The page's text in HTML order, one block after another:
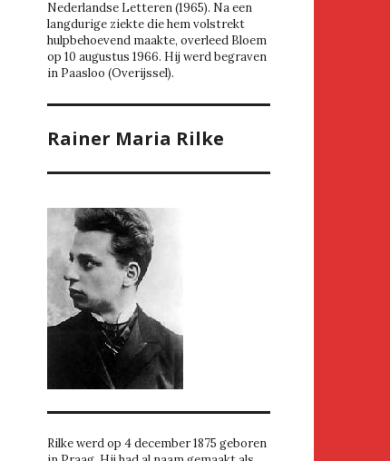
Nederlandse Letteren (1965). Na een
langdurige ziekte die hem volstrekt
hulpbehoevend maakte, overleed Bloem
op 10 augustus 1966. Hij werd begraven
in Paasloo (Overijssel).
Rainer Maria Rilke
Rilke werd op 4 december 1875 geboren